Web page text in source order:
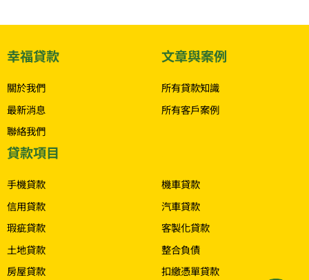
幸福貸款
關於我們
最新消息
聯絡我們
文章與案例
所有貸款知識
所有客戶案例
貸款項目
手機貸款
信用貸款
瑕疵貸款
土地貸款
房屋貸款
機車貸款
汽車貸款
客製化貸款
整合負債
扣繳憑單貸款